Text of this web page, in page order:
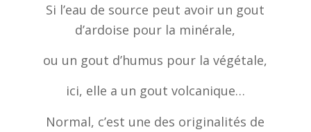
Si l’eau de source peut avoir un gout
d’ardoise pour la minérale,
ou un gout d’humus pour la végétale,
ici, elle a un gout volcanique…
Normal, c’est une des originalités de